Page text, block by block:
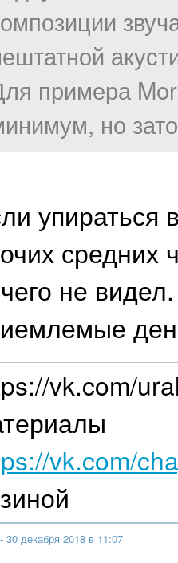
примера
но
упираться
средних
не
vk.com/
vk.com/
- 30 декабря 2018 в 11:07